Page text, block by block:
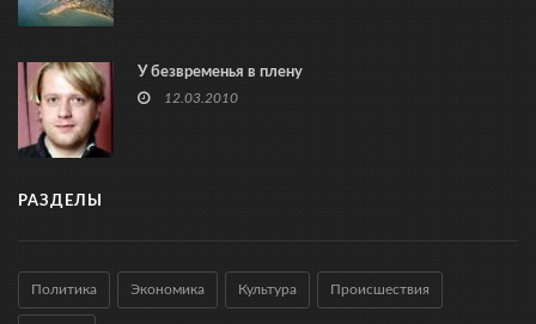
У безвременья в плену
12.03.2010
РАЗДЕЛЫ
Политика Экономика Культура Происшествия